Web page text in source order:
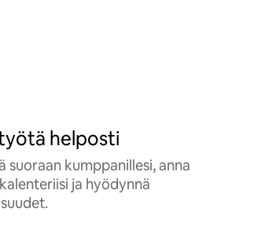
helposti
suoraan kumppanillesi, anna
ja hyödynnä